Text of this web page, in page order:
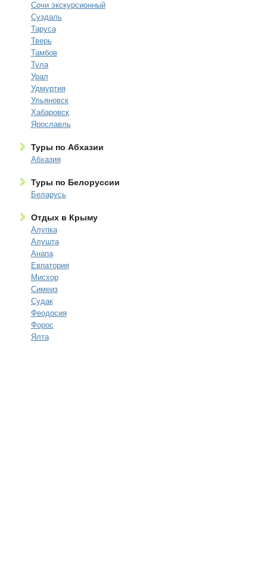
Сочи экскурсионный
Суздаль
Таруса
Тверь
Тамбов
Тула
Урал
Удмуртия
Ульяновск
Хабаровск
Ярославль
Туры по Абхазии
Абхазия
Туры по Белоруссии
Беларусь
Отдых в Крыму
Алупка
Алушта
Анапа
Евпатория
Мисхор
Симеиз
Судак
Феодосия
Форос
Ялта